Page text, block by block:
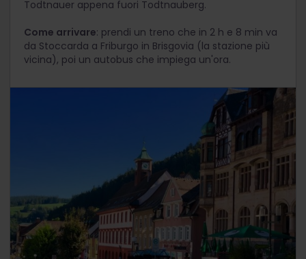
Todtnauer appena fuori Todtnauberg.
Come arrivare: prendi un treno che in 2 h e 8 min va
da Stoccarda a Friburgo in Brisgovia (la stazione più
vicina), poi un autobus che impiega un'ora.